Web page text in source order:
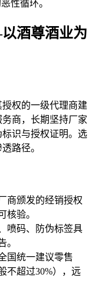
性循环。
酒尊酒业为
权的一级代理商建
商，长期坚持厂家
识与授权证明。选
路径。
商颁发的经销授权
核验。
喷码、防伪标签具
。
国统一建议零售
不超过30%），远